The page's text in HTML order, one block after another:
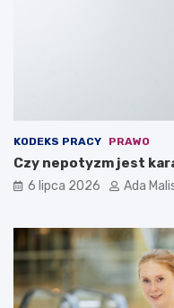
KODEKS PRACY PRAWO
Czy nepotyzm jest
6 lipca 2026 Ada